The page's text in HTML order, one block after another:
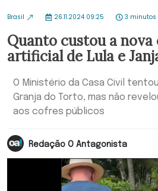
Brasil 26.11.2024 09:25 3 minutos
Quanto custou a nova
artificial de Lula e
O Ministério da Casa Civil
Granja do Torto, mas não
aos cofres públicos
Redação O Antagonista